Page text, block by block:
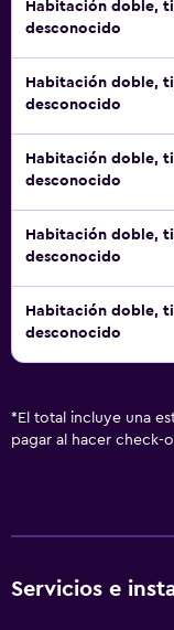
Habitación doble,
desconocido
Habitación doble,
desconocido
Habitación doble,
desconocido
Habitación doble,
desconocido
Habitación doble,
desconocido
* El total incluye una
pagar al hacer check-
Servicios e